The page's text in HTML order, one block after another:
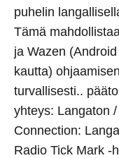
puhelin
Tämä
ja Wazen
kautta)
turvallisesti..
yhteys: Langaton
Connection:
Radio Tick Mark -